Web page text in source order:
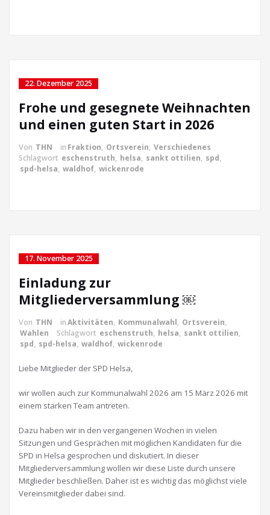
22. Dezember 2025
Frohe und gesegnete Weihnachten
und einen guten Start in 2026
Von THN in Fraktion, Ortsverein, Verschiedenes
Schlagwort eschenstruth, helsa, sankt ottilien, spd,
spd-helsa, waldhof, wickenrode
17. November 2025
Einladung zur
Mitgliederversammlung ￼
Von THN inAktivitäten, Kommunalwahl, Ortsverein,
Wahlen
Schlagwort eschenstruth, helsa, sankt ottilien,
spd, spd-helsa, waldhof, wickenrode
Liebe Mitglieder der SPD Helsa,
wir wollen auch zur Kommunalwahl 2026 am 15 März 2026 mit
einem starken Team antreten.
Dazu haben wir in den vergangenen Wochen in vielen
Sitzungen und Gesprächen mit möglichen Kandidaten für die
SPD in Helsa gesprochen und diskutiert. In dieser
Mitgliederversammlung wollen wir diese Liste durch unsere
Mitglieder beschließen. Daher ist es wichtig das möglichst viele
Vereinsmitglieder dabei sind.